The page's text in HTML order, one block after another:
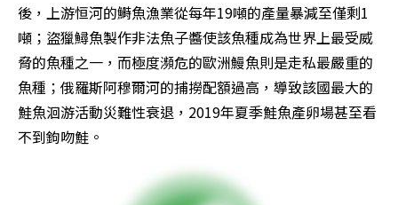
後，上游恒河的鰣魚漁業從每年19噸的產量暴減至僅剩1
噸；盜獵鱘魚製作非法魚子醬使該魚種成為世界上最受威
脅的魚種之一，而極度瀕危的歐洲鰻魚則是走私最嚴重的
魚種；俄羅斯阿穆爾河的捕撈配額過高，導致該國最大的
鮭魚洄游活動災難性衰退，2019年夏季鮭魚產卵場甚至看
不到鉤吻鮭。